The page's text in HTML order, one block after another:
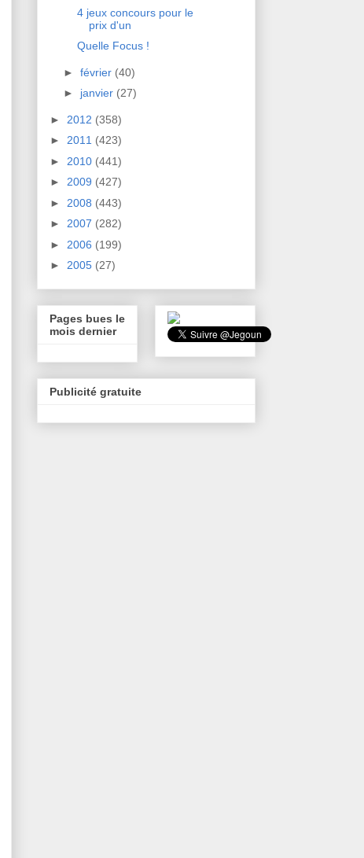
4 jeux concours pour le
prix d'un
Quelle Focus !
► février (40)
► janvier (27)
► 2012 (358)
► 2011 (423)
► 2010 (441)
► 2009 (427)
► 2008 (443)
► 2007 (282)
► 2006 (199)
► 2005 (27)
Pages bues le
mois dernier
Publicité gratuite